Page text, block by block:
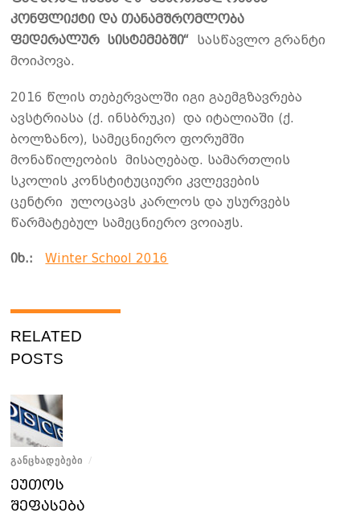
კონფლიქტი და თანამშრომლობა
ფედერალურ სისტემებში“ სასწავლო გრანტი
მოიპოვა.
2016 წლის თებერვალში იგი გაემგზავრება
ავსტრიასა (ქ. ინსბრუკი) და იტალიაში (ქ.
ბოლზანო), სამეცნიერო ფორუმში
მონაწილეობის მისაღებად. სამართლის
სკოლის კონსტიტუციური კვლევების
ცენტრი ულოცავს კარლოს და უსურვებს
წარმატებულ სამეცნიერო ვოიაჟს.
იხ.: Winter School 2016
RELATED
POSTS
ᲒᲐᲜᲪᲮᲐᲓᲔᲑᲔᲑᲘ /
ეუთოს
შეფასება